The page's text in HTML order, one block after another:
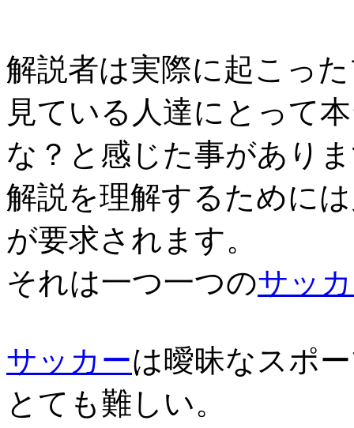
解説者は実際に起こっ
見ている人達にとって
な？と感じた事があり
解説を理解するために
が要求されます。
それは一つ一つのサッ
サッカーは曖昧なスポ
とても難しい。